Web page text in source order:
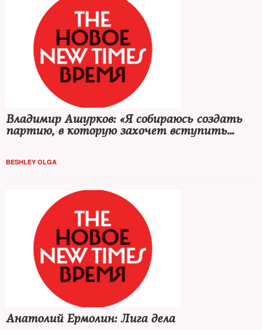
Владимир Ашурков: «Я собираюсь создать
партию, в которую захочет вступить
BESHLEY OLGA
Анатолий Ермолин: Лига дела